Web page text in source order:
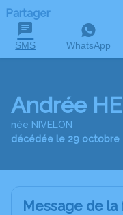
Partager
SMS WhatsApp
Andrée
née NIVELON
décédée le 29 octobre
Message de la